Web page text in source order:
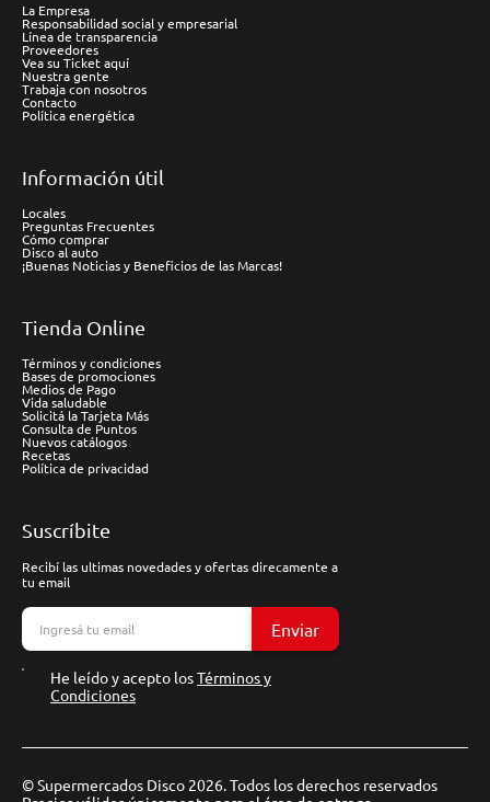
La Empresa
Responsabilidad social y empresarial
Línea de transparencia
Proveedores
Vea su Ticket aquí
Nuestra gente
Trabaja con nosotros
Contacto
Política energética
Información útil
Locales
Preguntas Frecuentes
Cómo comprar
Disco al auto
¡Buenas Noticias y Beneficios de las Marcas!
Tienda Online
Términos y condiciones
Bases de promociones
Medios de Pago
Vida saludable
Solicitá la Tarjeta Más
Consulta de Puntos
Nuevos catálogos
Recetas
Política de privacidad
Suscríbite
Recibí las ultimas novedades y ofertas direcamente a
tu email
Enviar
He leído y acepto losTérminos y
Condiciones
© Supermercados Disco 2026. Todos los derechos reservados